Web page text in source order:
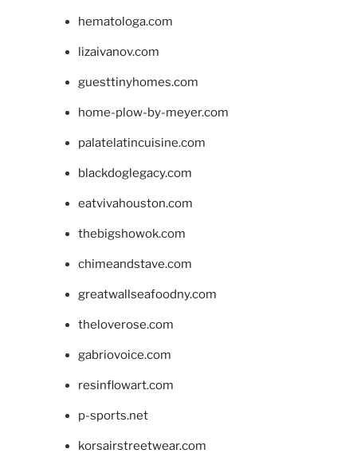
hematologa.com
lizaivanov.com
guesttinyhomes.com
home-plow-by-meyer.com
palatelatincuisine.com
blackdoglegacy.com
eatvivahouston.com
thebigshowok.com
chimeandstave.com
greatwallseafoodny.com
theloverose.com
gabriovoice.com
resinflowart.com
p-sports.net
korsairstreetwear.com